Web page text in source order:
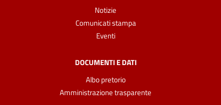
Notizie
Comunicati stampa
Eventi
DOCUMENTI E DATI
Albo pretorio
Amministrazione trasparente